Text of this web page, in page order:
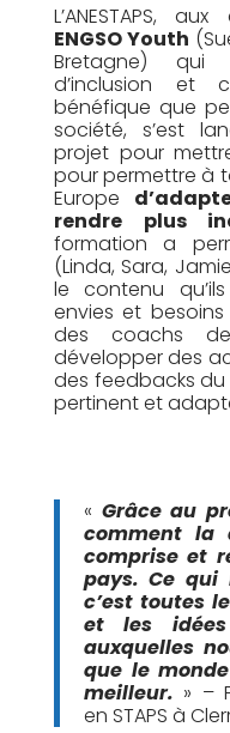
L’ANESTAPS,
ENGSO Youth
Bretagne) qui
d’inclusion et
bénéfique que
société, s’est
projet pour
pour permettre à
Europe
rendre plus
formation a
(Linda, Sara,
le contenu
envies et
des coachs
développer des
des feedbacks
pertinent et
« Grâce au
comment la
comprise et
pays. Ce
c’est toutes
et les idées
auxquelles
que le
meilleur. » –
en STAPS à